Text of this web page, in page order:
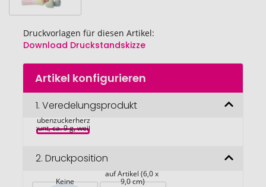
Druckvorlagen für diesen Artikel:
Download Druckstandskizze
Zum
Anfang
Bildgalerie
springen
Artikel konfigurieren
1. Veredelungsprodukt
Traubenzuckerherzen
bunt Werbetüte,
Traubenzuckerherzen
bunt, ca. 9 g, weiß
2. Druckposition
Keine
auf Artikel (6,0 x
9,0 cm)